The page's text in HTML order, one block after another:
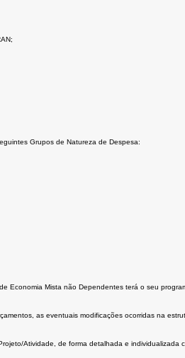
Grupos de Natureza de Despesa:
Economia Mista não Dependentes terá o seu
as eventuais modificações ocorridas na
Atividade, de forma detalhada e individualizada